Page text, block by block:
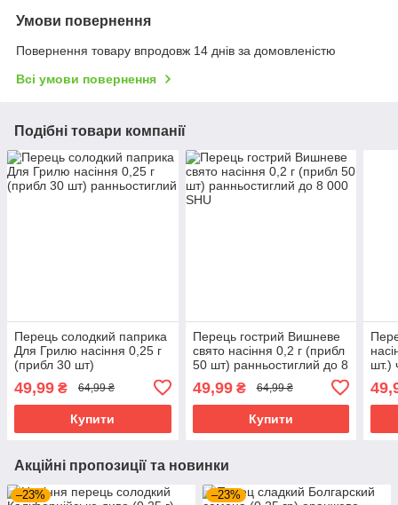
Умови повернення
Повернення товару впродовж 14 днів за домовленістю
Всі умови повернення
Подібні товари компанії
Перець солодкий паприка
Для Грилю насіння 0,25 г
(прибл 30 шт)
49,99 ₴ 64,99 ₴
Купити
Перець гострий Вишневе
свято насіння 0,2 г (прибл
50 шт) ранньостиглий до 8
49,99₴ 64,99 ₴
Купити
шт.)
Акційні пропозиції та новинки
–23% –23%